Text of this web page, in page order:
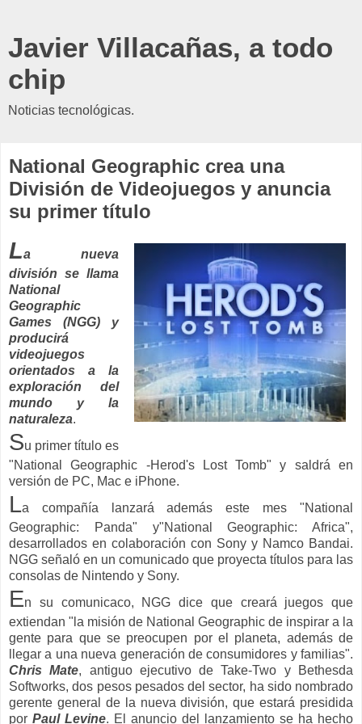
Javier Villacañas, a todo
chip
Noticias tecnológicas.
National Geographic crea una
División de Videojuegos y anuncia
su primer título
La nueva
división se llama
National
Geographic
Games (NGG) y
producirá
videojuegos
orientados a la
exploración del
mundo y la
naturaleza.
Su primer título es
"National Geographic -Herod's Lost Tomb" y saldrá en
versión de PC, Mac e iPhone.
La compañía lanzará además este mes "National
Geographic: Panda" y"National Geographic: Africa",
desarrollados en colaboración con Sony y Namco Bandai.
NGG señaló en un comunicado que proyecta títulos para las
consolas de Nintendo y Sony.
En su comunicaco, NGG dice que creará juegos que
extiendan "la misión de National Geographic de inspirar a la
gente para que se preocupen por el planeta, además de
llegar a una nueva generación de consumidores y familias".
Chris Mate, antiguo ejecutivo de Take-Two y Bethesda
Softworks, dos pesos pesados del sector, ha sido nombrado
gerente general de la nueva división, que estará presidida
por Paul Levine. El anuncio del lanzamiento se ha hecho